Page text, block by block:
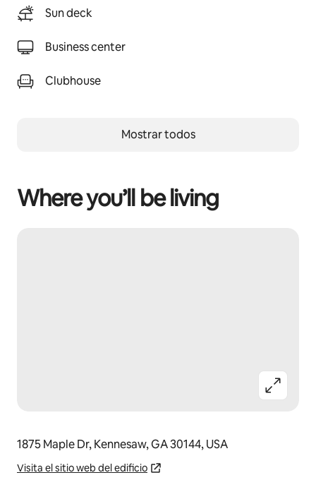
Sun deck
Business center
Clubhouse
Mostrar todos
Where you’ll be living
1875 Maple Dr, Kennesaw, GA 30144, USA
Visita el sitio web del edificio